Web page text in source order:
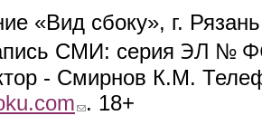
«Вид сбоку», г.
СМИ: серия ЭЛ №
- Смирнов К.М.
(link sends e-mail)
. 18+